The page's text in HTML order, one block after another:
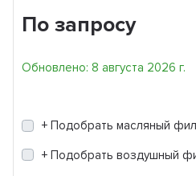
По запросу
Обновлено: 8 августа 2026 г.
+ Подобрать масляный
+ Подобрать воздушный